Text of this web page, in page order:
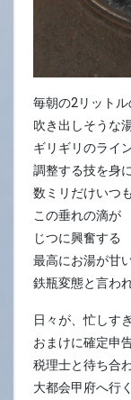
毎朝の2リット
吹き出しそうな
ギリギリのライ
調整する技を身
数ミリだけいつ
この垂れの滴が
じつに興奮する
最高にお湯が甘
鉄瓶変態と言わ
日々が、忙しす
おまけに確定申
税理士と待ち合
大都会甲府へ行く